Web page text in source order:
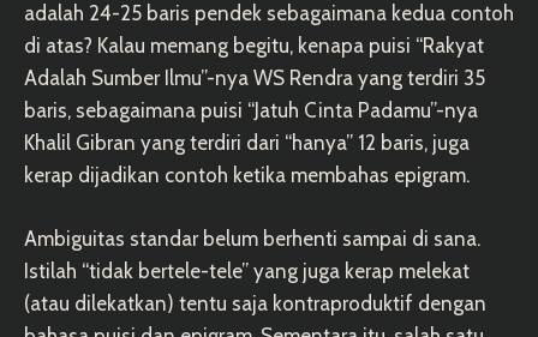
adalah 24-25 baris pendek sebagaimana kedua contoh
di atas? Kalau memang begitu, kenapa puisi “Rakyat
Adalah Sumber Ilmu”-nya WS Rendra yang terdiri 35
baris, sebagaimana puisi “Jatuh Cinta Padamu”-nya
Khalil Gibran yang terdiri dari “hanya” 12 baris, juga
kerap dijadikan contoh ketika membahas epigram.
Ambiguitas standar belum berhenti sampai di sana.
Istilah “tidak bertele-tele” yang juga kerap melekat
(atau dilekatkan) tentu saja kontraproduktif dengan